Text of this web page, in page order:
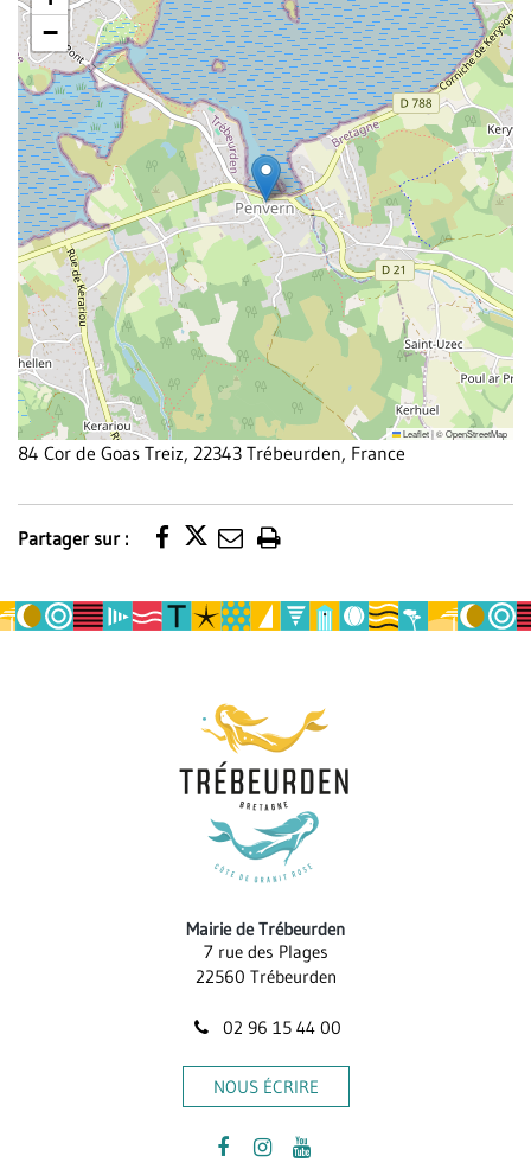
−
Leaflet|©OpenStreetMap
84 Cor de Goas Treiz, 22343 Trébeurden, France
Partager sur :
Imprimer
page
Mairie de Trébeurden
7 rue des Plages
22560 Trébeurden
02 96 15 44 00
NOUS ÉCRIRE
LienLienLien